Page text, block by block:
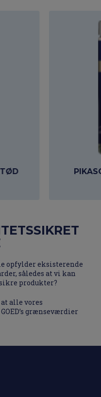
opfylder eksisterende
således at vi kan
produkter?
alle vores
grænseværdier